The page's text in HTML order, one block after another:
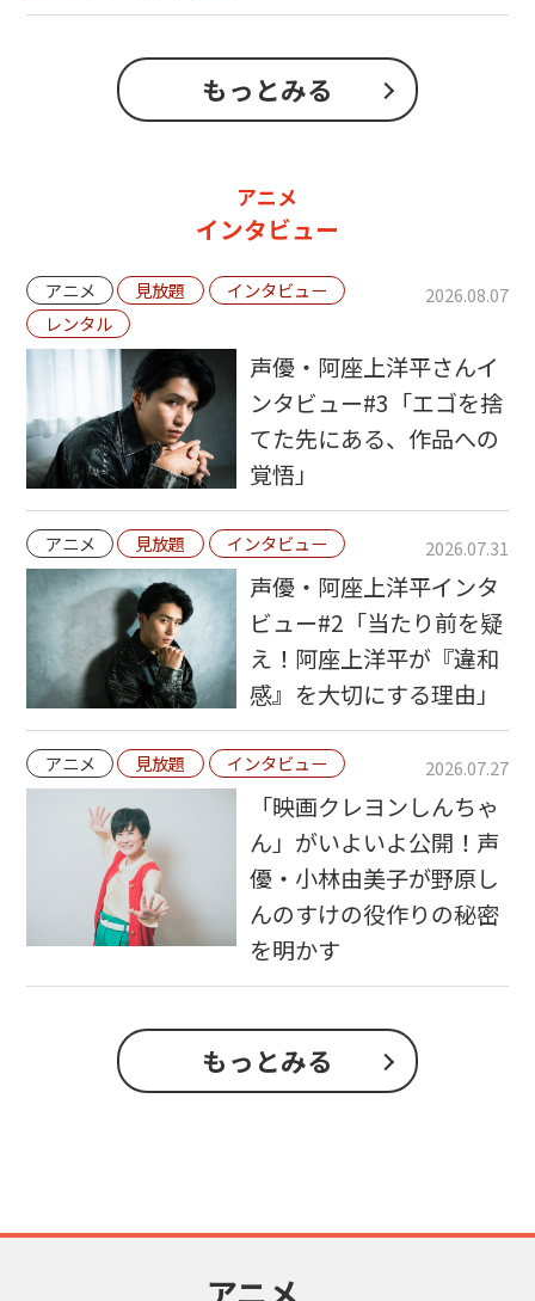
もっとみる
アニメ
インタビュー
アニメ 見放題
インタビュー
レンタル
2026.08.07
声優・阿座上洋平さんイ
ンタビュー#3「エゴを捨
てた先にある、作品への
覚悟」
アニメ 見放題 インタビュー 2026.07.31
声優・阿座上洋平インタ
ビュー#2「当たり前を疑
え！阿座上洋平が『違和
感』を大切にする理由」
アニメ 見放題 インタビュー 2026.07.27
「映画クレヨンしんちゃ
ん」がいよいよ公開！声
優・小林由美子が野原し
んのすけの役作りの秘密
を明かす
もっとみる